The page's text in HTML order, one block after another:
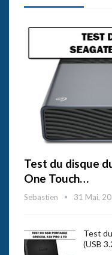
Test du disque
One Touch…
Sebastien 31 Mai,
Test
(USB